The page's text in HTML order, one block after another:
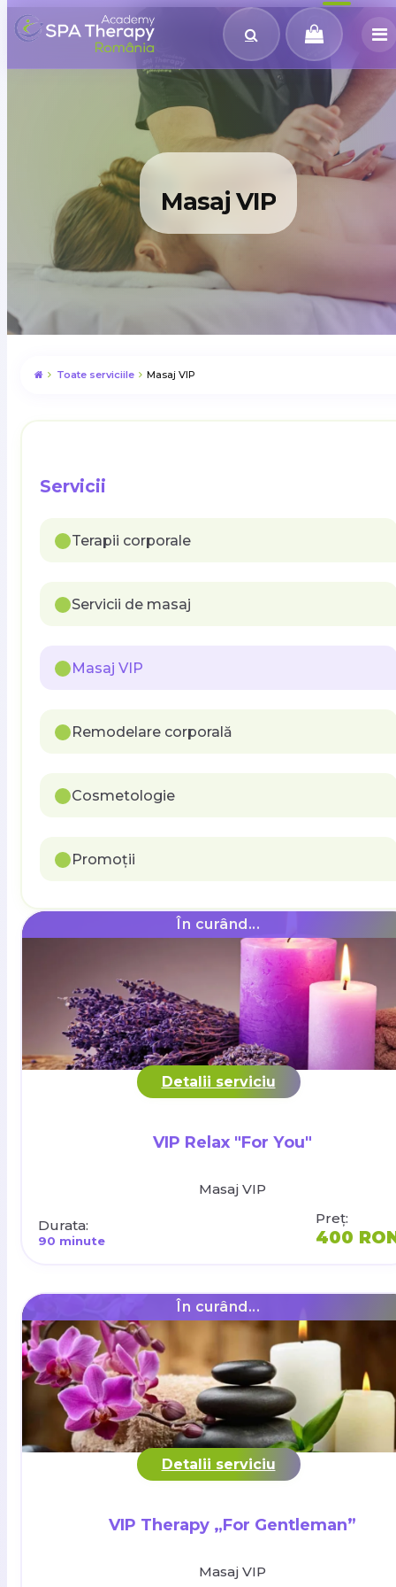
Masaj VIP
Toate serviciile Masaj VIP
Servicii
Terapii corporale
Servicii de masaj
Masaj VIP
Remodelare corporală
Cosmetologie
Promoții
În curând...
Detalii serviciu
VIP Relax "For You"
Masaj VIP
Durata:
90 minute
Preț:
400
În curând...
Detalii serviciu
VIP Therapy „For Gentleman”
Masaj VIP